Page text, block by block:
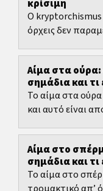
κρίσιμη
Ο kryptorchismus
όρχεις δεν
Αίμα στα ούρα:
σημάδια και
Το αίμα στα
και αυτό είναι
Αίμα στο
σημάδια και
Το αίμα στο